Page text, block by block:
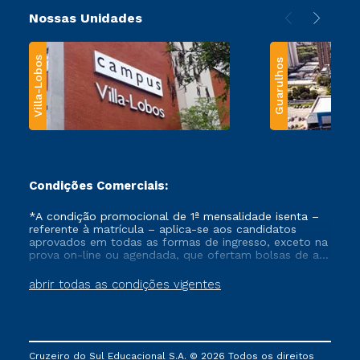
Nossas Unidades
Villa-Lobos Guarulhos
Condições Comerciais:
abrir todas as condições vigentes
*A condição promocional de 1ª mensalidade isenta –
referente à matrícula – aplica-se aos candidatos
aprovados em todas as formas de ingresso, exceto na
prova on-line ou agendada, que ofertam bolsas de até
vigente, que ainda não tenham efetivado e/ou não
tenham cancelado ou trancado sua matrícula em uma
via FIES, Prouni e outros programas governamentais, e
Cruzeiro do Sul Educacional S.A. © 2026 Todos os direitos